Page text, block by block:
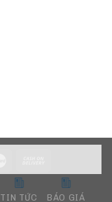
TIN TỨC BÁO GIÁ